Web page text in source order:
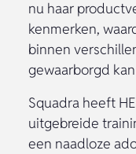
nu haar
kenmerken,
binnen
gewaarborgd
Squadra heeft
uitgebreide
een naadloze